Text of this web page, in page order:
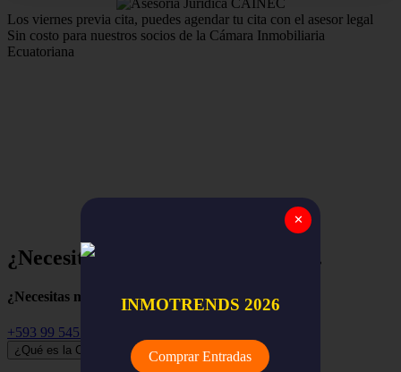
Los viernes previa cita, puedes agendar tu cita con el asesor legal
Sin costo para nuestros socios de la Cámara Inmobiliaria
Ecuatoriana
¿Necesitas ayuda? Empieza aquí...
¿Necesitas más información?
+593 99 545 3741
¿Qué es la Cámara Inmobiliaria Ecuatoriana?
✕
INMOTRENDS 2026
Comprar Entradas